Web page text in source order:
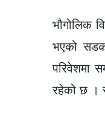
भौगोलिक
भएको
परिवेशमा
रहेको छ ।